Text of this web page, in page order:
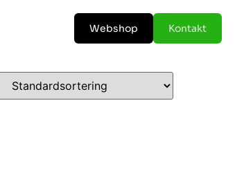
Kontakt
Webshop